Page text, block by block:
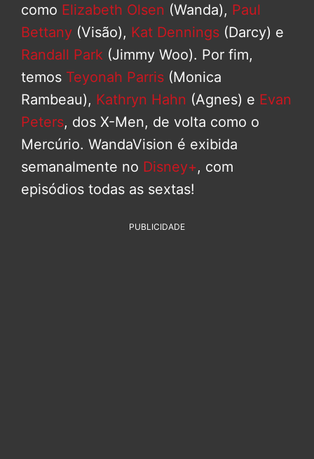
como Elizabeth Olsen (Wanda), Paul
Bettany (Visão), Kat Dennings (Darcy) e
Randall Park (Jimmy Woo). Por fim,
temos Teyonah Parris (Monica
Rambeau), Kathryn Hahn (Agnes) e Evan
Peters, dos X-Men, de volta como o
Mercúrio. WandaVision é exibida
semanalmente no Disney+, com
episódios todas as sextas!
PUBLICIDADE